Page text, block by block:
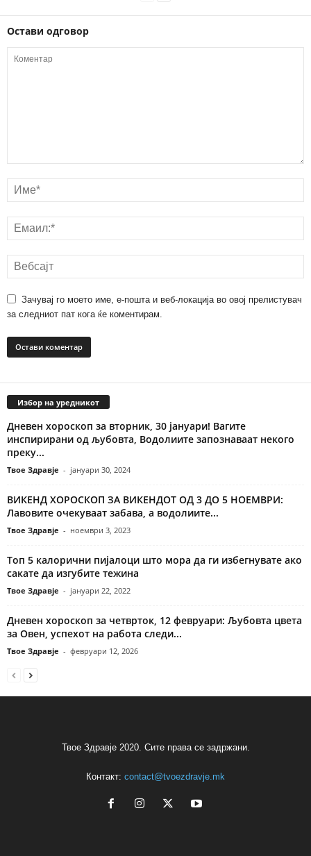
Остави одговор
Зачувај го моето име, е-пошта и веб-локација во овој прелистувач
за следниот пат кога ќе коментирам.
Избор на уредникот
Дневен хороскоп за вторник, 30 јануари! Вагите
инспирирани од љубовта, Водолиите запознаваат некого
преку...
Твое Здравје - јануари 30, 2024
ВИКЕНД ХОРОСКОП ЗА ВИКЕНДОТ ОД 3 ДО 5 НОЕМВРИ:
Лавовите очекуваат забава, а водолиите...
Твое Здравје - ноември 3, 2023
Топ 5 калорични пијалоци што мора да ги избегнувате ако
сакате да изгубите тежина
Твое Здравје - јануари 22, 2022
Дневен хороскоп за четврток, 12 февруари: Љубовта цвета
за Овен, успехот на работа следи...
Твое Здравје - февруари 12, 2026
Твое Здравје 2020. Сите права се задржани.
Контакт: contact@tvoezdravje.mk